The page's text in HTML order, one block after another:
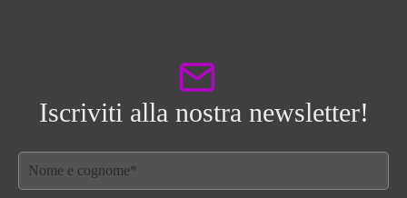
Iscriviti alla nostra newsletter!